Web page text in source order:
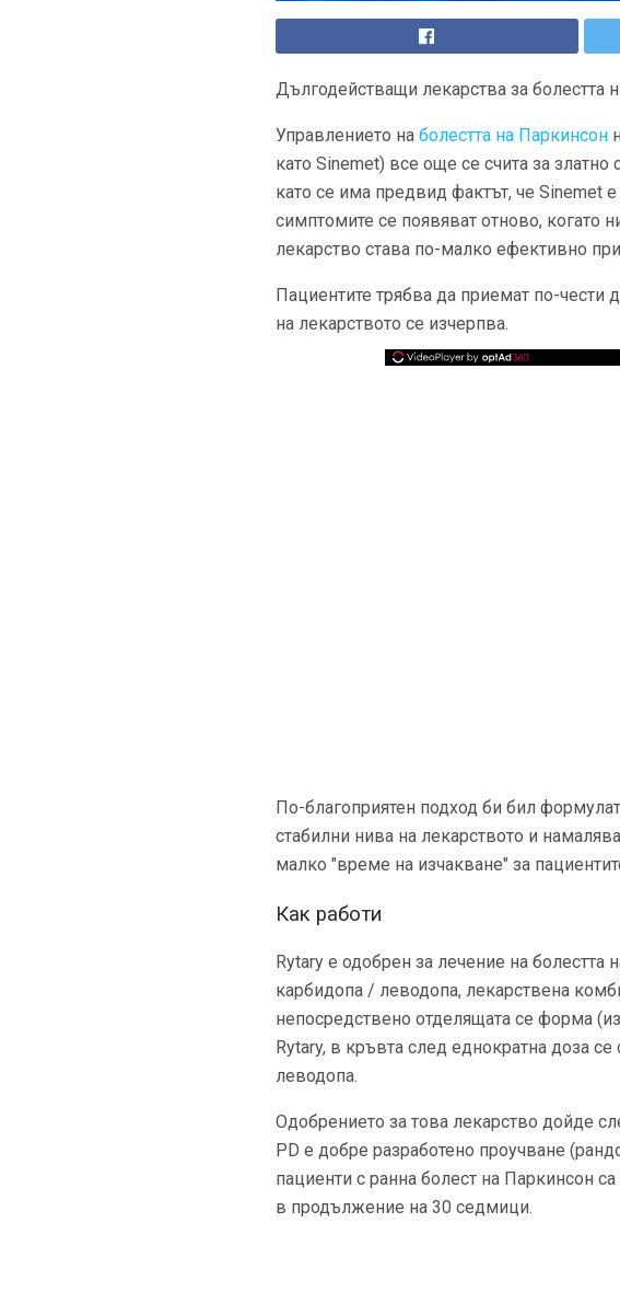
Дългодействащи лекарства за болестта
Управлението на болестта на Паркинсон
като Sinemet) все още се счита за
като се има предвид фактът, че Sinemet
симптомите се появяват отново, когато
лекарство става по-малко ефективно
Пациентите трябва да приемат по-чести
на лекарството се изчерпва.
По-благоприятен подход би бил
стабилни нива на лекарството и
малко "време на изчакване" за
Как работи
Rytary е одобрен за лечение на
карбидопа / леводопа, лекарствена
непосредствено отделящата се форма
Rytary, в кръвта след еднократна доза
леводопа.
Одобрението за това лекарство дойде
PD е добре разработено проучване
пациенти с ранна болест на Паркинсон
в продължение на 30 седмици.